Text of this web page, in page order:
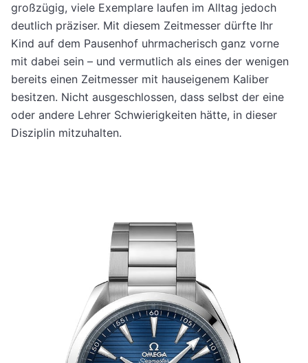
großzügig, viele Exemplare laufen im Alltag jedoch
deutlich präziser. Mit diesem Zeitmesser dürfte Ihr
Kind auf dem Pausenhof uhrmacherisch ganz vorne
mit dabei sein – und vermutlich als eines der wenigen
bereits einen Zeitmesser mit hauseigenem Kaliber
besitzen. Nicht ausgeschlossen, dass selbst der eine
oder andere Lehrer Schwierigkeiten hätte, in dieser
Disziplin mitzuhalten.